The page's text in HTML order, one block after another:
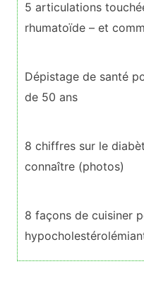
5 articulations
rhumatoïde – et
Dépistage de santé
de 50 ans
8 chiffres sur le
connaître (photos)
8 façons de cuisiner